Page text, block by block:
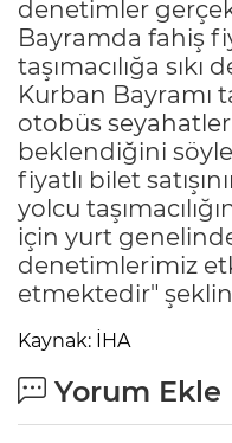
denetimler
Bayramda fahiş
taşımacılığa sıkı
Kurban Bayramı
otobüs
beklendiğini
fiyatlı bilet
yolcu
için yurt
denetimlerimiz
etmektedir"
Kaynak: İHA
Yorum Ekle